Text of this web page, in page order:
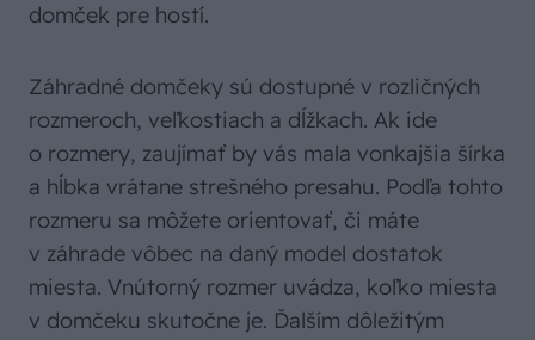
domček pre hostí.
Záhradné domčeky sú dostupné v rozličných
rozmeroch, veľkostiach a dĺžkach. Ak ide
o rozmery, zaujímať by vás mala vonkajšia šírka
a hĺbka vrátane strešného presahu. Podľa tohto
rozmeru sa môžete orientovať, či máte
v záhrade vôbec na daný model dostatok
miesta. Vnútorný rozmer uvádza, koľko miesta
v domčeku skutočne je. Ďalším dôležitým